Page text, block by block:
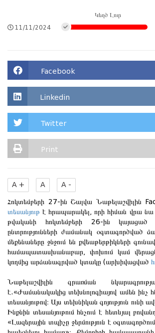
11/11/2024
Կեղծ Լուր
Facebook
Linkedin
Twitter
Print
A + A A -
Հոկտեմբերի 27-ին Շալվա Նաթելաշվիլին
տեսանյութ է հրապարակել, որի հիման վրա նա
թվականի հոկտեմբերի 26-ին կայացած
ընտրությունների ժամանակ օգտագործված
մեքենաները ջնջում են քվեաթերթիկների
համապատասխանաբար, փոխում կամ
կողմից արձանագրված կտակը (արխիվացված
Նաթելաշվիլին գրառման
է.«Ժամանակակից տեխնոլոգիայով ամեն ինչ
տեսանյութով։ Այս տեխնիկան գոյություն ունի
Ինքնին տեսանյութում հնչում է հետևյալ
«Լազերային տպիչը ջերմություն է